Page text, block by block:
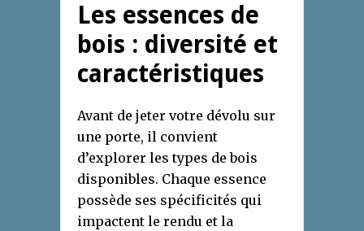
Les essences de
bois : diversité et
caractéristiques
Avant de jeter votre dévolu sur
une porte, il convient
d’explorer les types de bois
disponibles. Chaque essence
possède ses spécificités qui
impactent le rendu et la